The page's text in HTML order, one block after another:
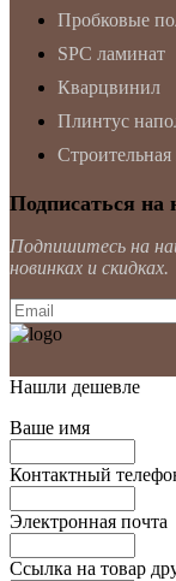
Пробковые
SPC ламинат
Кварцвинил
Плинтус
Подписаться на
Подпишитесь на
новинках и скидках.
Нашли дешевле
Ваше имя
Контактный
Электронная почта
Ссылка на товар